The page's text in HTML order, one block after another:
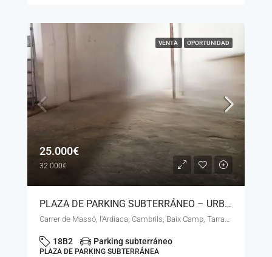
VENTA OPORTUNIDAD
25.000€
32.000€
PLAZA DE PARKING SUBTERRÁNEO – URB. LA DORADA – LN – 18411
Carrer de Massó, l'Ardiaca, Cambrils, Baix Camp, Tarragona, Catalunya, 43850, España
18B2 Parking subterráneo
PLAZA DE PARKING SUBTERRÁNEA